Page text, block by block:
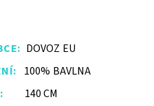
DOVOZ EU
100% BAVLNA
140 CM